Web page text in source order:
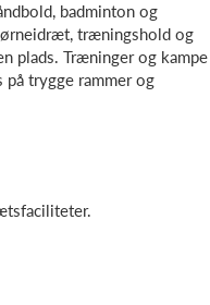
badminton og
træningshold og
plads. Træninger og kampe
trygge rammer og